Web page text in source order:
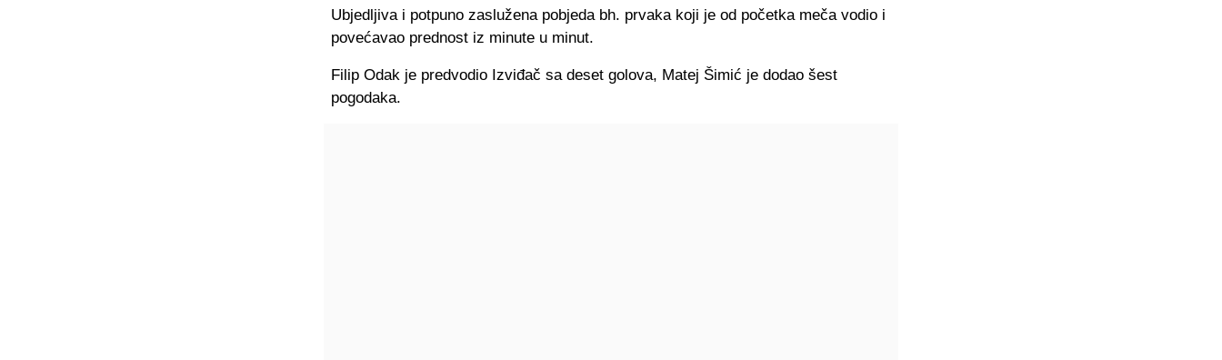
Ubjedljiva i potpuno zaslužena pobjeda bh. prvaka koji je od početka meča vodio i
povećavao prednost iz minute u minut.
Filip Odak je predvodio Izviđač sa deset golova, Matej Šimić je dodao šest
pogodaka.